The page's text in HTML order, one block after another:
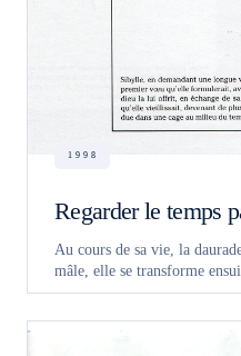
1998
Regarder le temps
Au cours de sa vie, la
mâle, elle se transforme